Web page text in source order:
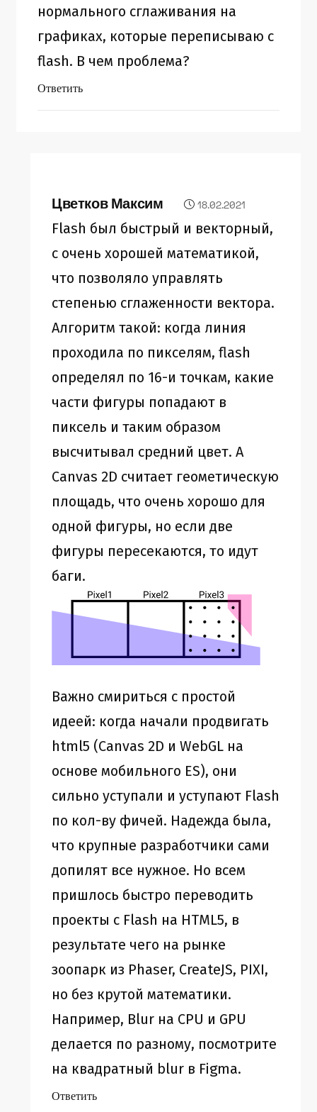
нормального сглаживания на
графиках, которые переписываю с
flash. В чем проблема?
Ответить
Цветков Максим 18.02.2021
Flash был быстрый и векторный,
с очень хорошей математикой,
что позволяло управлять
степенью сглаженности вектора.
Алгоритм такой: когда линия
проходила по пикселям, flash
определял по 16-и точкам, какие
части фигуры попадают в
пиксель и таким образом
высчитывал средний цвет. А
Canvas 2D считает геометическую
площадь, что очень хорошо для
одной фигуры, но если две
фигуры пересекаются, то идут
баги.
Важно смириться с простой
идеей: когда начали продвигать
html5 (Canvas 2D и WebGL на
основе мобильного ES), они
сильно уступали и уступают Flash
по кол-ву фичей. Надежда была,
что крупные разработчики сами
допилят все нужное. Но всем
пришлось быстро переводить
проекты с Flash на HTML5, в
результате чего на рынке
зоопарк из Phaser, CreateJS, PIXI,
но без крутой математики.
Например, Blur на CPU и GPU
делается по разному, посмотрите
на квадратный blur в Figma.
Ответить